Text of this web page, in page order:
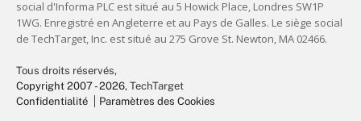
Tous droits réservés,
Copyright 2007 - 2026, TechTarget
Confidentialité
Paramètres des Cookies